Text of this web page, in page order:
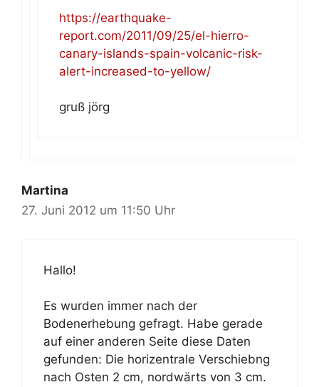
https://earthquake-
report.com/2011/09/25/el-hierro-
canary-islands-spain-volcanic-risk-
alert-increased-to-yellow/
gruß jörg
Martina
27. Juni 2012 um 11:50 Uhr
Hallo!
Es wurden immer nach der
Bodenerhebung gefragt. Habe gerade
auf einer anderen Seite diese Daten
gefunden: Die horizentrale Verschiebng
nach Osten 2 cm, nordwärts von 3 cm.